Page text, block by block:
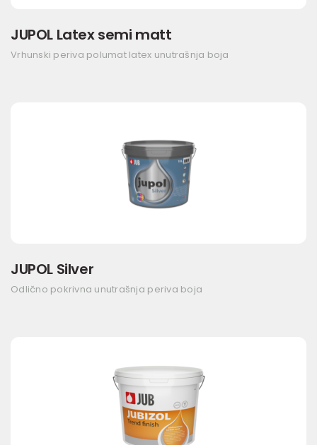
JUPOL Latex semi matt
Vrhunski periva polumat latex unutrašnja boja
JUPOL Silver
Odlično pokrivna unutrašnja periva boja